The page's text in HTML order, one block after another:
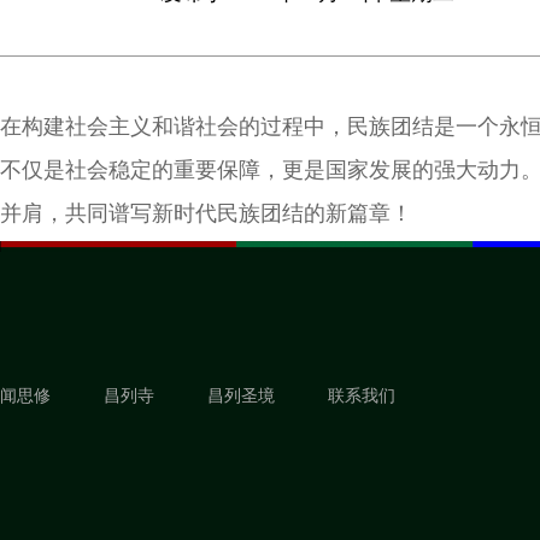
在构建社会主义和谐社会的过程中，民族团结是一个永
不仅是社会稳定的重要保障，更是国家发展的强大动力
并肩，共同谱写新时代民族团结的新篇章！
闻思修 昌列寺 昌列圣境 联系我们